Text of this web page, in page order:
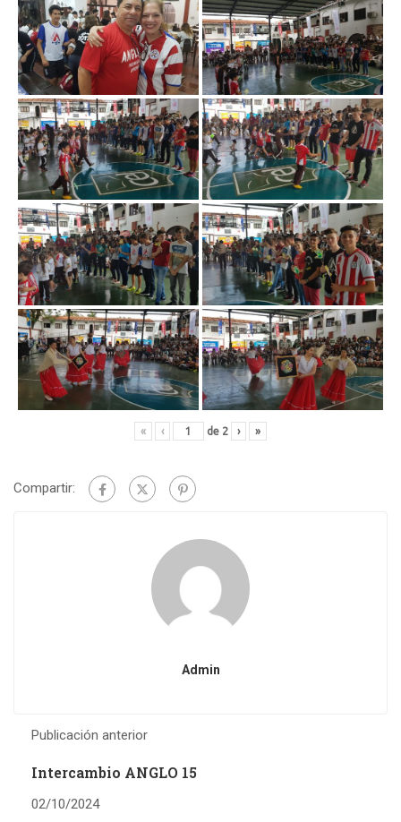
« ‹ de 2 › »
Compartir:
Admin
Publicación anterior
Intercambio ANGLO 15
02/10/2024